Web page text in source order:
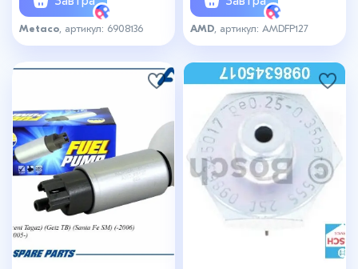
Metaco , артикул: 6908136 AMD , артикул: AMDFP127